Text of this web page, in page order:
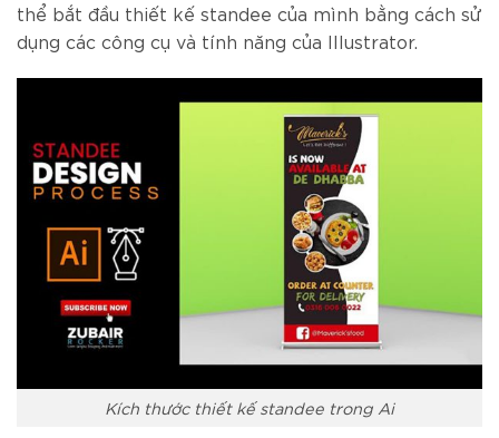
thể bắt đầu thiết kế standee của mình bằng cách sử
dụng các công cụ và tính năng của Illustrator.
Kích thước thiết kế standee trong Ai